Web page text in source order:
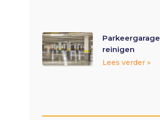
Parkeergarage
reinigen
Lees verder »